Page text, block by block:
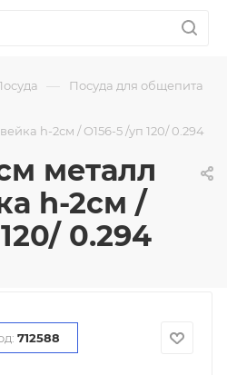
— Посуда для общепита
h-2см / O156-5 /уп 120/ 0.294
металл
h-2см /
0.294
712588